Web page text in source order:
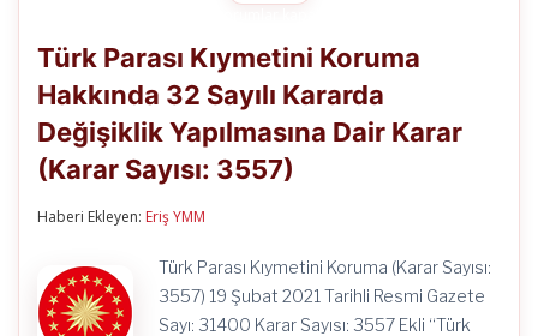
Kıymetini
Koruma
Hakkında
32
Sayılı
Kararda
Değişiklik
(Karar
Sayısı:
3557)
için
Türk Parası Kıymetini Koruma
Hakkında 32 Sayılı Kararda
Değişiklik Yapılmasına Dair Karar
(Karar Sayısı: 3557)
Haberi Ekleyen: Eriş YMM
Türk Parası Kıymetini Koruma (Karar Sayısı:
3557) 19 Şubat 2021 Tarihli Resmi Gazete
Sayı: 31400 Karar Sayısı: 3557 Ekli “Türk